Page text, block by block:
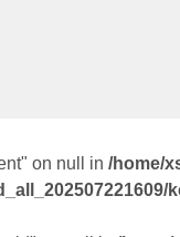
on null in /home/